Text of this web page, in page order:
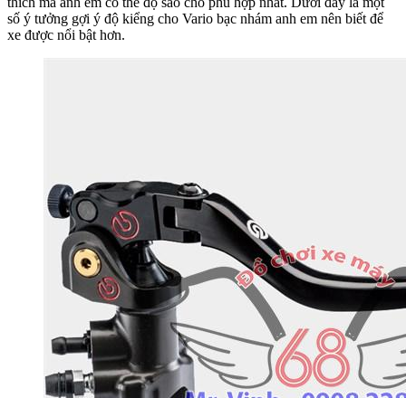
số ý tưởng gợi ý độ kiểng cho Vario bạc nhám anh em nên biết để
xe được nổi bật hơn.